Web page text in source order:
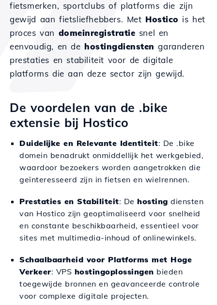
fietsmerken, sportclubs of platforms die zijn
gewijd aan fietsliefhebbers. Met Hostico is het
proces van domeinregistratie snel en
eenvoudig, en de hostingdiensten garanderen
prestaties en stabiliteit voor de digitale
platforms die aan deze sector zijn gewijd.
De voordelen van de .bike
extensie bij Hostico
Duidelijke en Relevante Identiteit: De .bike
domein benadrukt onmiddellijk het werkgebied,
waardoor bezoekers worden aangetrokken die
geïnteresseerd zijn in fietsen en wielrennen.
Prestaties en Stabiliteit: De hosting diensten
van Hostico zijn geoptimaliseerd voor snelheid
en constante beschikbaarheid, essentieel voor
sites met multimedia-inhoud of onlinewinkels.
Schaalbaarheid voor Platforms met Hoge
Verkeer: VPS hostingoplossingen bieden
toegewijde bronnen en geavanceerde controle
voor complexe digitale projecten.